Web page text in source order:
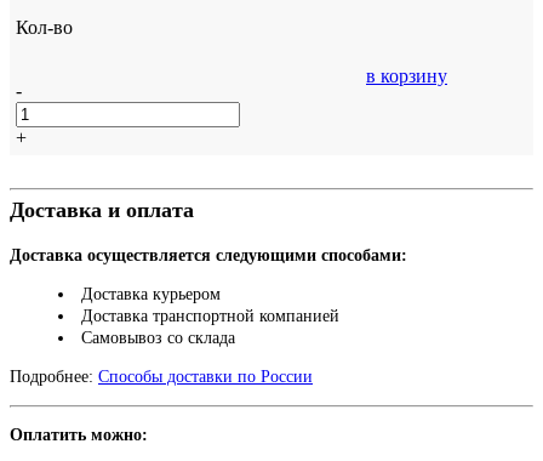
Кол-во
-
+
в корзину
Доставка и оплата
Доставка осуществляется следующими способами:
Доставка курьером
Доставка транспортной компанией
Самовывоз со склада
Подробнее: Способы доставки по России
Оплатить можно: